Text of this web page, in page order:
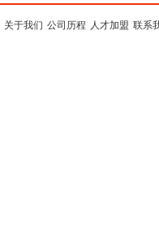
关于我们 公司历程 人才加盟 联系